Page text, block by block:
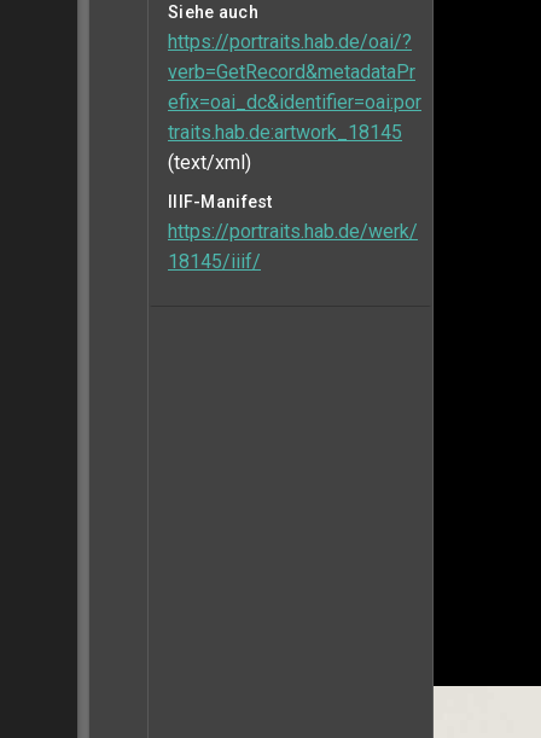
Siehe auch
https://portraits.hab.de/oai/?
verb=GetRecord&metadataPr
efix=oai_dc&identifier=oai:por
traits.hab.de:artwork_18145
(text/xml)
IIIF-Manifest
https://portraits.hab.de/werk/
18145/iiif/